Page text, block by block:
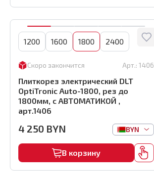
1200 1600 1800 2400
Скоро закончится Арт.: 1406
Плиткорез электрический DLT
OptiTronic Auto-1800, рез до
1800мм, с АВТОМАТИКОЙ ,
арт.1406
4 250 BYN BYN
В корзину